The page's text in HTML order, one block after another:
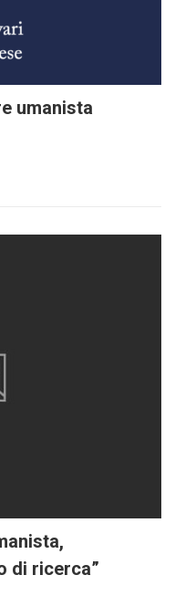
umanista
di ricerca”